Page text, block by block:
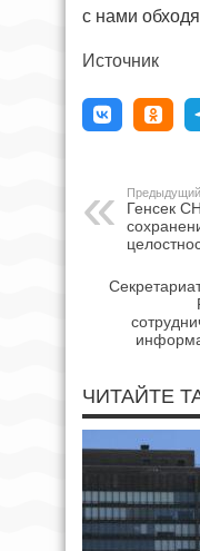
с нами
Источник
Предыдущий
Генсек
ЧИТАЙТЕ